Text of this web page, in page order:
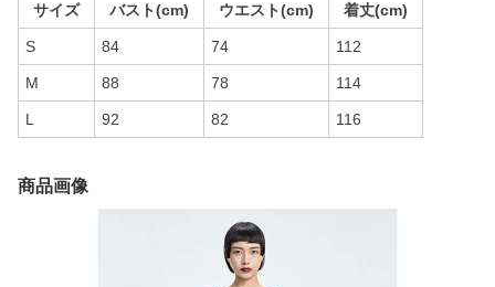
サイズ バスト(cm) ウエスト(cm) 着丈(cm)
S 84 74 112
M 88 78 114
L 92 82 116
商品画像